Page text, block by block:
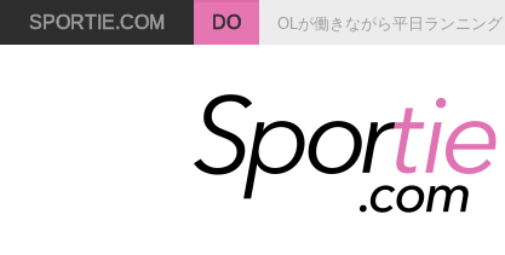
SPORTIE.COM DO OLが働きながら平日ランニング